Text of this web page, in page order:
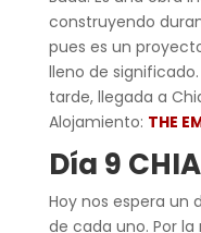
construyendo
pues es un
lleno de
tarde, llegada a
Alojamiento: THE
Día 9
Hoy nos espera un
de cada uno. Por